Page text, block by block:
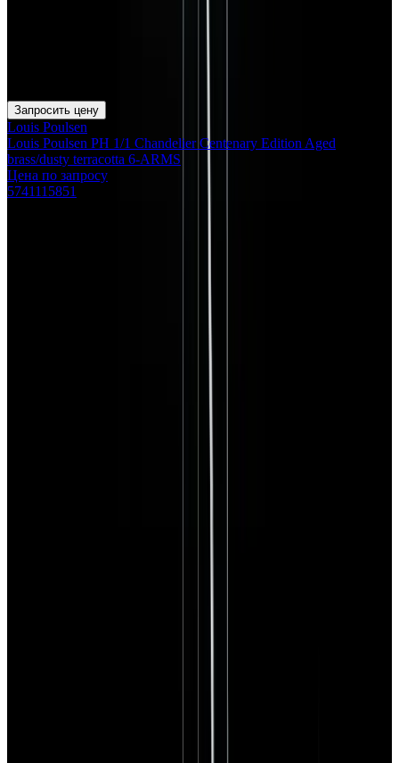
Запросить цену
Louis Poulsen
Louis Poulsen PH 1/1 Chandelier Centenary Edition Aged
brass/dusty terracotta 6-ARMS
Цена по запросу
5741115851